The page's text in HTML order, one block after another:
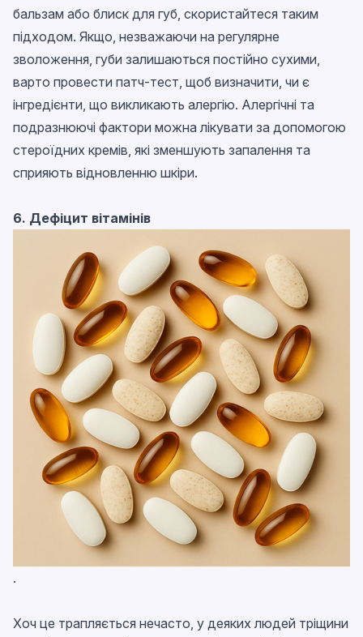
бальзам або блиск для губ, скористайтеся таким
підходом. Якщо, незважаючи на регулярне
зволоження, губи залишаються постійно сухими,
варто провести патч-тест, щоб визначити, чи є
інгредієнти, що викликають алергію. Алергічні та
подразнюючі фактори можна лікувати за допомогою
стероїдних кремів, які зменшують запалення та
сприяють відновленню шкіри.
6. Дефіцит вітамінів
.
Хоч це трапляється нечасто, у деяких людей тріщини